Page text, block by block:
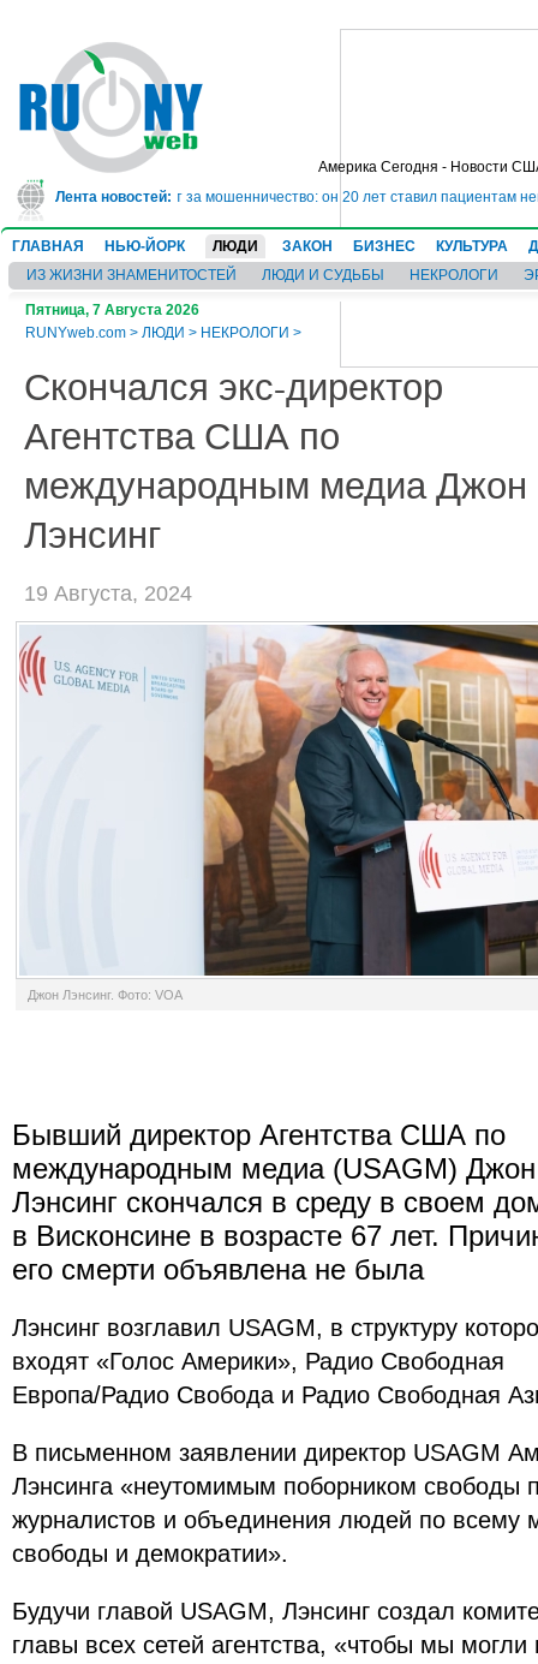
Америка Сегодня - Новости
Лента новостей:
в тюрьму на 10 лет за мошенничество: он 20 лет ставил пациентам
ГЛАВНАЯ НЬЮ-ЙОРК ЛЮДИ ЗАКОН БИЗНЕС КУЛЬТУРА
ИЗ ЖИЗНИ ЗНАМЕНИТОСТЕЙ
ЛЮДИ И СУДЬБЫ НЕКРОЛОГИ
Пятница, 7 Августа 2026
RUNYweb.com > ЛЮДИ > НЕКРОЛОГИ >
Скончался экс-директор
Агентства США по
международным медиа Джон
Лэнсинг
19 Августа, 2024
Джон Лэнсинг. Фото: VOA
Бывший директор Агентства США по
международным медиа (USAGM) Джон
Лэнсинг скончался в среду в своем
в Висконсине в возрасте 67 лет.
его смерти объявлена не была
Лэнсинг возглавил USAGM, в структуру
входят «Голос Америки», Радио Свободная
Европа/Радио Свобода и Радио Свободная
В письменном заявлении директор USAGM
Лэнсинга «неутомимым поборником свободы
журналистов и объединения людей по всему
свободы и демократии».
Будучи главой USAGM, Лэнсинг создал
главы всех сетей агентства, «чтобы мы могли